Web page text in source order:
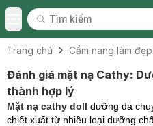
Toggle Menu
Tìm kiếm
Tìm kiếm
Trang chủ Cẩm nang làm đẹp
Đánh giá mặt nạ Cathy:
thành hợp lý
Mặt nạ cathy doll dưỡng da
chiết xuất từ nhiều loại dưỡng